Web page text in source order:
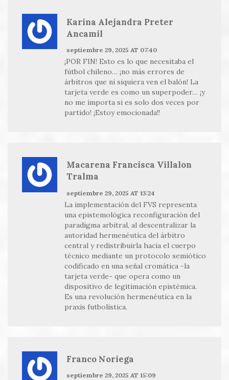
Karina Alejandra Preter
Ancamil
septiembre 29, 2025 AT 07:40
¡POR FIN! Esto es lo que necesitaba el
fútbol chileno… ¡no más errores de
árbitros que ni siquiera ven el balón! La
tarjeta verde es como un superpoder… ¡y
no me importa si es solo dos veces por
partido! ¡Estoy emocionada!!
Macarena Francisca Villalon
Tralma
septiembre 29, 2025 AT 13:24
La implementación del FVS representa
una epistemológica reconfiguración del
paradigma arbitral, al descentralizar la
autoridad hermenéutica del árbitro
central y redistribuirla hacia el cuerpo
técnico mediante un protocolo semiótico
codificado en una señal cromática -la
tarjeta verde- que opera como un
dispositivo de legitimación epistémica.
Es una revolución hermenéutica en la
praxis futbolística.
Franco Noriega
septiembre 29, 2025 AT 15:09